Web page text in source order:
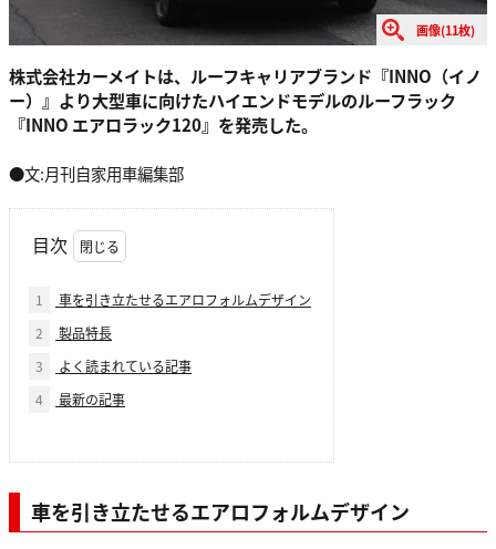
画像(11枚)
株式会社カーメイトは、ルーフキャリアブランド『INNO（イノ
ー）』より大型車に向けたハイエンドモデルのルーフラック
『INNO エアロラック120』を発売した。
●文:月刊自家用車編集部
目次
1
車を引き立たせるエアロフォルムデザイン
2
製品特長
3
よく読まれている記事
4
最新の記事
車を引き立たせるエアロフォルムデザイン